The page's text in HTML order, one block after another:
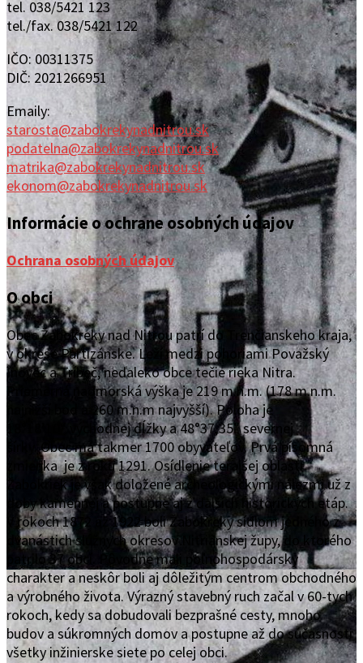
tel. 038/5421 123
tel./fax. 038/5421 122
IČO: 00311375
DIČ: 2021266951
Emaily:
starosta@zabokrekynadnitrou.sk
podatelna@zabokrekynadnitrou.sk
matrika@zabokrekynadnitrou.sk
ekonom@zabokrekynadnitrou.sk
Informácie o ochrane osobných údajov
Ochrana osobných údajov
O obci
Obec Žabokreky nad Nitrou patrí do Trenčianskeho kraja,
v okrese Partizánske. Leží medzi pohoriami Považský
Inovec a Tríbeč, neďaleko obce tečie rieka Nitra.
Priemerná nadmorská výška je 219 m.n.m. (178 m.n.m.
najnižší bod a 260 m.n.m najvyšší). Poloha je
východnejdĺžky a 48°37‚35″ severnej
Obecmá takmer 1700 obyvateľov. Prvá písomná
zmienka je z roku 1291. Osídlenie terajšej oblasti
Žabokriek je však doložené archeologickými nálezmi už z
doby kamennej a postupne aj z ďalších historických etáp.
V rokoch 1872 až 1922 boli Žabokreky sídlom jedného z
dvanástich slúžnych okresov Nitrianskej župy, do ktorého
patrilo 37 obcí. Pôvodne mali poľnohospodársky
charakter a neskôr boli aj dôležitým centrom obchodného
a výrobného života. Výrazný stavebný ruch začal v 60-tych
rokoch, kedy sa dobudovali bezprašné cesty, mnoho
budov a súkromných domov a postupne až do súčasnosti
všetky inžinierske siete po celej obci.